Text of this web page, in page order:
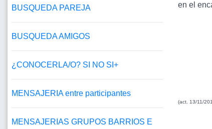
BUSQUEDA PAREJA
BUSQUEDA AMIGOS
¿CONOCERLA/O? SI NO SI+
MENSAJERIA entre participantes
MENSAJERIAS GRUPOS BARRIOS E
en el
(act. 13/11/